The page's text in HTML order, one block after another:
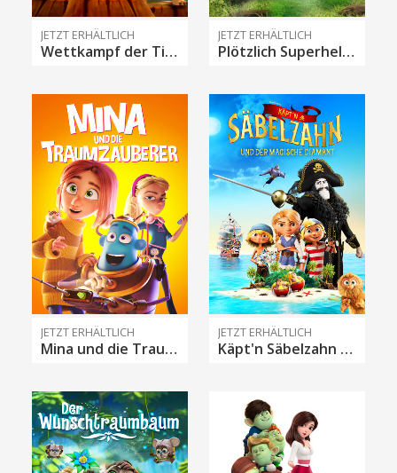
JETZT ERHÄLTLICH
Wettkampf der Tiere – Daisy Quokkas großes Abenteuer
JETZT ERHÄLTLICH
Plötzlich Superheldin - Combat Wombat
JETZT ERHÄLTLICH
Mina und die Traumzauberer
JETZT ERHÄLTLICH
Käpt'n Säbelzahn und der magische Diamant